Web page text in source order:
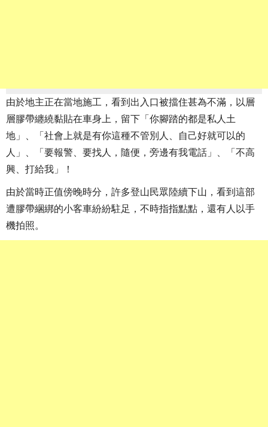
由於地主正在當地施工，看到出入口被擋住甚為不滿，以層
層膠帶纏繞黏貼在車身上，留下「你腳踏的都是私人土
地」、「社會上就是有你這種不管別人、自己好就可以的
人」、「要報警、要找人，隨便，旁邊有我電話」、「不高
興、打給我」！
由於當時正值傍晚時分，許多登山民眾陸續下山，看到這部
遭膠帶綑綁的小客車紛紛駐足，不時指指點點，還有人以手
機拍照。